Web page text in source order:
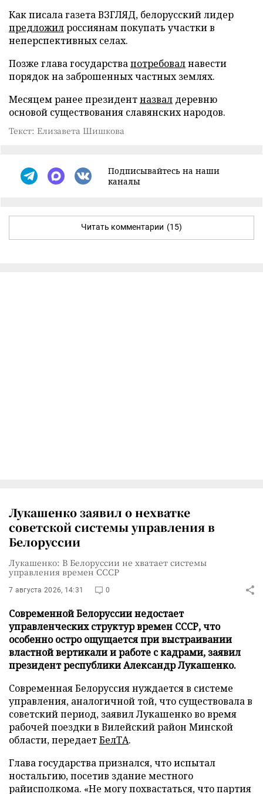
Как писала газета ВЗГЛЯД, белорусский лидер
предложилроссиянам покупать участки в
неперспективных селах.
Позже глава государствапотребовалнавести
порядок на заброшенных частных землях.
Месяцем ранее президентназвал деревню
основой существования славянских народов.
Текст: Елизавета Шишкова
Подписывайтесь на наши
каналы
Читать комментарии (15)
Лукашенко заявил о нехватке
советской системы управления в
Белоруссии
Лукашенко: В Белоруссии не хватает системы
управления времен СССР
7 августа 2026, 14:31 0
Современной Белоруссии недостает
управленческих структур времен СССР, что
особенно остро ощущается при выстраивании
властной вертикали и работе с кадрами, заявил
президент республики Александр Лукашенко.
Современная Белоруссия нуждается в системе
управления, аналогичной той, что существовала в
советский период, заявил Лукашенко во время
рабочей поездки в Вилейский район Минской
области, передаетБелТА.
Глава государства признался, что испытал
ностальгию, посетив здание местного
райисполкома. «Не могу похвастаться, что партия